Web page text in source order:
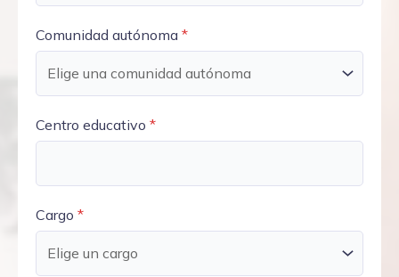
Comunidad autónoma *
Centro educativo *
Cargo *